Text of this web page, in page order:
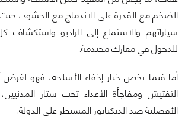
الضخم مع القدرة على الاندماج مع الحشود،
سياراتهم والاستماع إلى الراديو واستكشاف
للدخول في معارك محتدمة.
أما فيما يخص خيار إخفاء الأسلحة، فهو لغرض
التفتيش ومفاجأة الأعداء تحت ستار
الأفضلية ضد الديكتاتور المسيطر على الدولة.